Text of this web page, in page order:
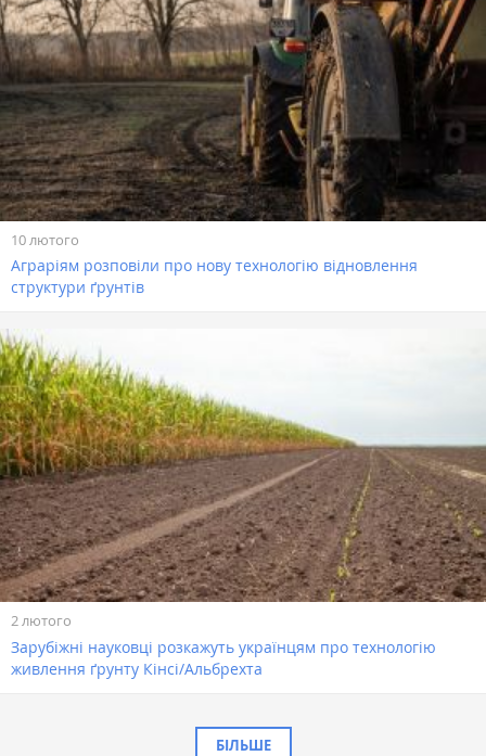
10 лютого
Аграріям розповіли про нову технологію відновлення
структури ґрунтів
2 лютого
Зарубіжні науковці розкажуть українцям про технологію
живлення ґрунту Кінсі/Альбрехта
БІЛЬШЕ